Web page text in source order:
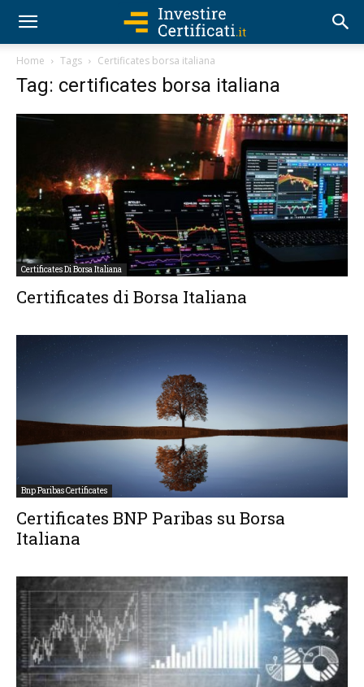
Home Tags Certificates borsa italiana
Tag: certificates borsa italiana
Certificates Di Borsa Italiana
Certificates di Borsa Italiana
Bnp Paribas Certificates
Certificates BNP Paribas su Borsa
Italiana